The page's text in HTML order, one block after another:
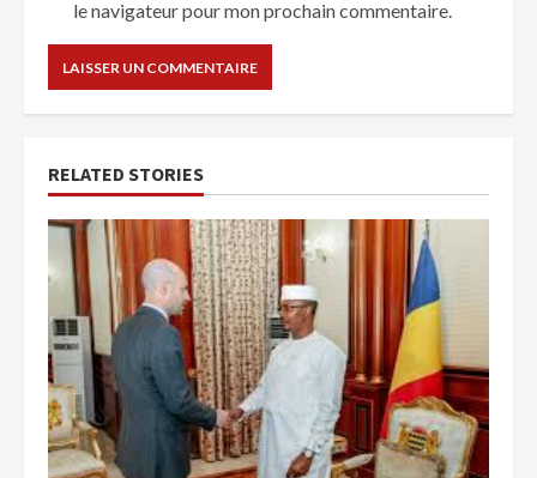
le navigateur pour mon prochain commentaire.
RELATED STORIES